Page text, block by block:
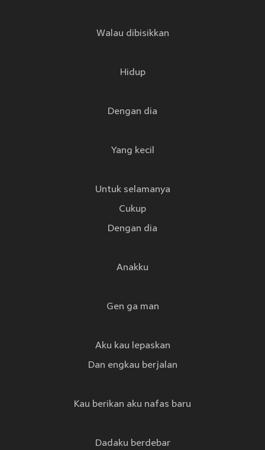
Walau dibisikkan
Hidup
Dengan dia
Yang kecil
Untuk selamanya
Cukup
Dengan dia
Anakku
Gen ga man
Aku kau lepaskan
Dan engkau berjalan
Kau berikan aku nafas baru
Dadaku berdebar